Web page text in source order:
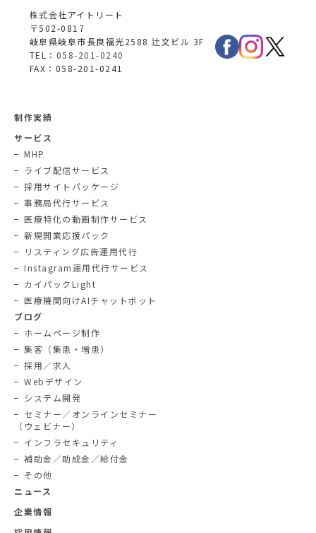
株式会社アイトリート
〒502-0817
岐阜県岐阜市長良福光2588 辻文ビル 3F
TEL： 058-201-0240
FAX：058-201-0241
制作実績
サービス
MHP
ライブ配信サービス
採用サイトパッケージ
事務局代行サービス
医療特化の動画制作サービス
新規開業応援パック
リスティング広告運用代行
Instagram運用代行サービス
カイパックLight
医療機関向けAIチャットボット
ブログ
ホームページ制作
集客（集患・増患）
採用／求人
Webデザイン
システム開発
セミナー／オンラインセミナー
（ウェビナー）
インフラセキュリティ
補助金／助成金／給付金
その他
ニュース
企業情報